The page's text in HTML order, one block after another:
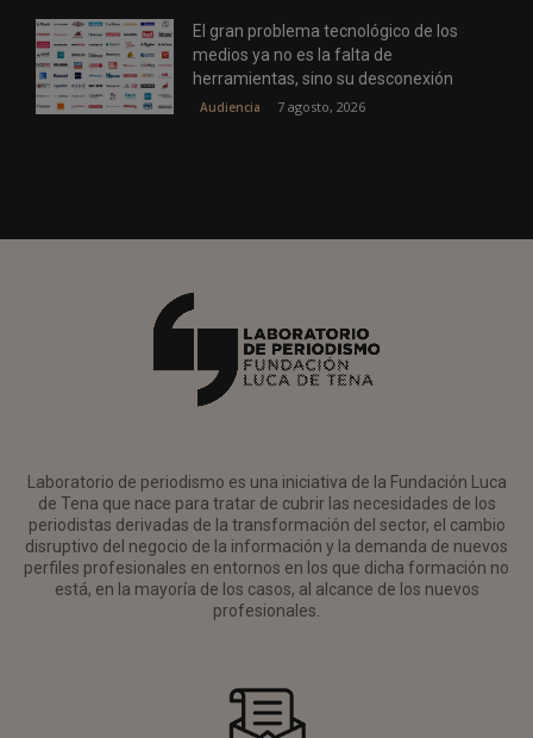
El gran problema tecnológico de los
medios ya no es la falta de
herramientas, sino su desconexión
Audiencia 7 agosto, 2026
Laboratorio de periodismo es una iniciativa de la Fundación Luca
de Tena que nace para tratar de cubrir las necesidades de los
periodistas derivadas de la transformación del sector, el cambio
disruptivo del negocio de la información y la demanda de nuevos
perfiles profesionales en entornos en los que dicha formación no
está, en la mayoría de los casos, al alcance de los nuevos
profesionales.